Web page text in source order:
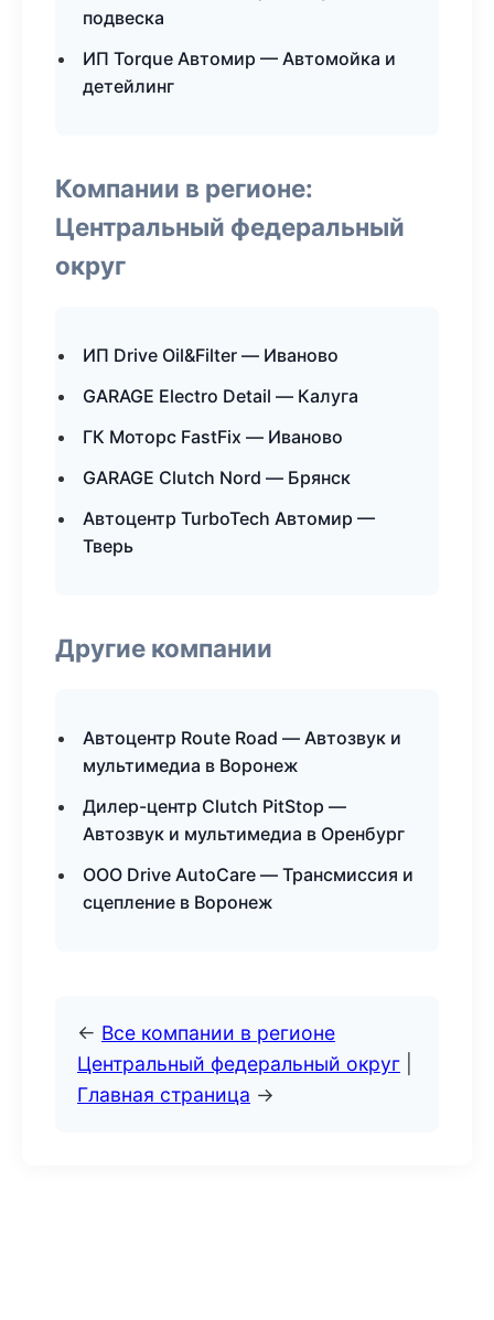
подвеска
ИП Torque Автомир — Автомойка и
детейлинг
Компании в регионе:
Центральный федеральный
округ
ИП Drive Oil&Filter — Иваново
GARAGE Electro Detail — Калуга
ГК Моторс FastFix — Иваново
GARAGE Clutch Nord — Брянск
Автоцентр TurboTech Автомир —
Тверь
Другие компании
Автоцентр Route Road — Автозвук и
мультимедиа в Воронеж
Дилер-центр Clutch PitStop —
Автозвук и мультимедиа в Оренбург
ООО Drive AutoCare — Трансмиссия и
сцепление в Воронеж
← Все компании в регионе
Центральный федеральный округ
Главная страница →